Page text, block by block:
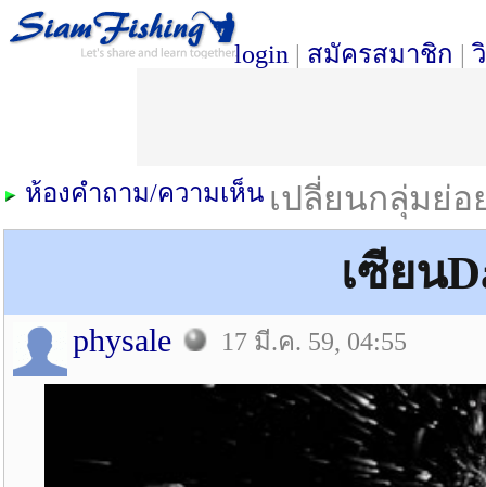
login | สมัครสมาชิก |
เปลี่ยนกลุ่มย่
ห้องคำถาม/ความเห็น
เซียน
physale 17 มี.ค. 59, 04:55